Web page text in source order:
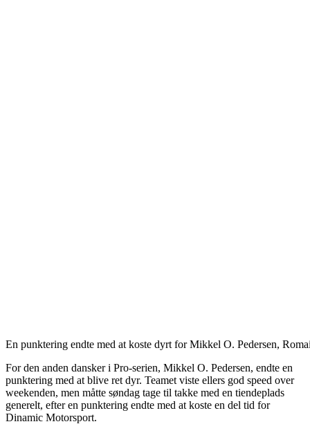
En punktering endte med at koste dyrt for Mikkel O. Pedersen,
For den anden dansker i Pro-serien, Mikkel O. Pedersen, endte en
punktering med at blive ret dyr. Teamet viste ellers god speed over
weekenden, men måtte søndag tage til takke med en tiendeplads
generelt, efter en punktering endte med at koste en del tid for
Dinamic Motorsport.